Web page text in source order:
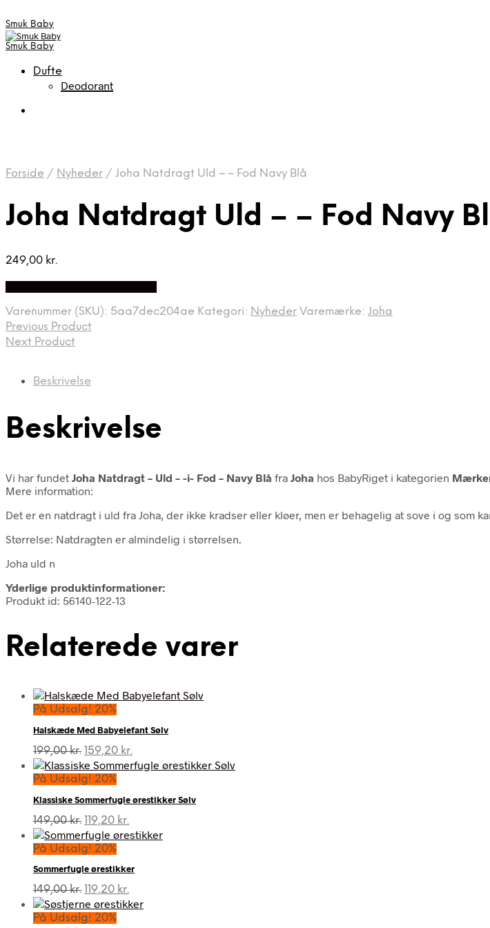
Smuk Baby
Smuk Baby
Dufte
Deodorant
Forside / Nyheder / Joha Natdragt Uld – – Fod Navy Blå
Joha Natdragt Uld – – Fod Navy
249,00 kr.
Varenummer (SKU): 5aa7dec204ae Kategori: Nyheder Varemærke: Joha
Previous Product
Next Product
Beskrivelse
Beskrivelse
Vi har fundet Joha Natdragt – Uld – -i- Fod – Navy Blå fra Joha hos BabyRiget i kategorien
Mere information:
Det er en natdragt i uld fra Joha, der ikke kradser eller kløer, men er behagelig at sove i og som
Størrelse: Natdragten er almindelig i størrelsen.
Joha uld n
Yderlige produktinformationer:
Produkt id: 56140-122-13
Relaterede varer
På Udsalg! 20%
Halskæde Med Babyelefant Sølv
199,00kr. Den
oprindelige
pris
199,00 kr..
159,20 kr.
aktuelle
159,20 kr..
På Udsalg! 20%
Klassiske Sommerfugle ørestikker Sølv
149,00kr. Den
oprindelige
pris
149,00 kr..
119,20 kr.
aktuelle
119,20 kr..
På Udsalg! 20%
Sommerfugle ørestikker
149,00kr. Den
oprindelige
pris
119,20 kr.
aktuelle
På Udsalg! 20%